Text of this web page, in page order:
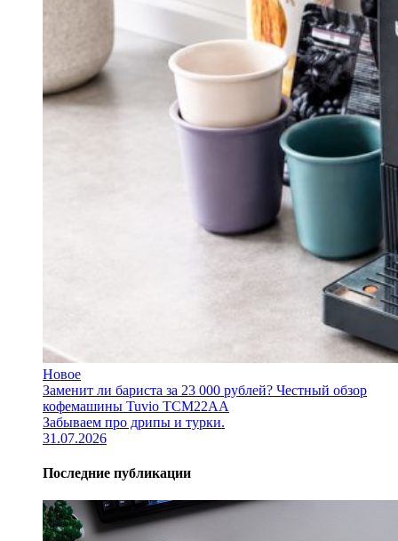
Новое
Заменит ли бариста за 23 000 рублей? Честный обзор
кофемашины Tuvio TCM22AA
Забываем про дрипы и турки.
31.07.2026
Последние публикации